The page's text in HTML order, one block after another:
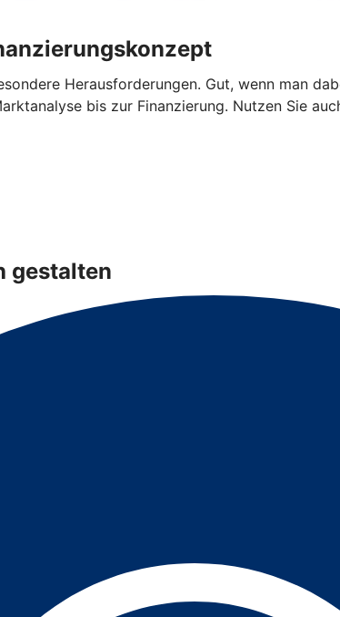
Herausforderungen. Gut, wenn man
bis zur Finanzierung. Nutzen Sie
gestalten